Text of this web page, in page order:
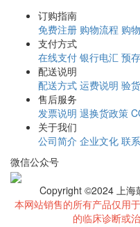
订购指南
免费注册 购物流程 购
支付方式
在线支付 银行电汇 预
配送说明
配送方式 运费说明 验
售后服务
发票说明 退换货政策
关于我们
公司简介 企业文化 联
微信公众号
Copyright ©2024 上海
本网站销售的所有产品仅用
的临床诊断或